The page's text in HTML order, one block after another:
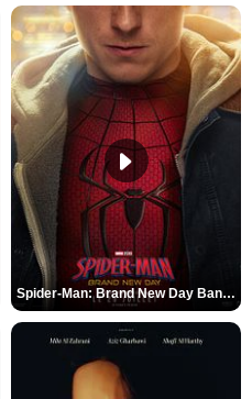
Spider-Man: Brand New Day Bande-annonce VO STFR